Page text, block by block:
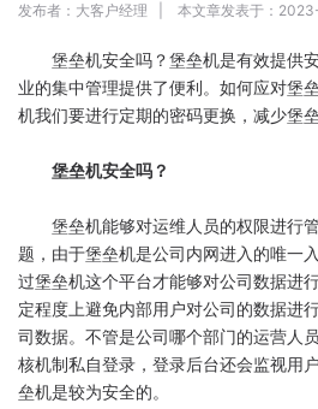
发布者：大客户经理 | 本文章发表于：
堡垒机安全吗？堡垒机是有效提供安
业的集中管理提供了便利。如何应对堡
机我们要进行定期的密码更换，减少堡
堡垒机安全吗？
堡垒机能够对运维人员的权限进行管
题，由于堡垒机是公司内网进入的唯一
过堡垒机这个平台才能够对公司数据进
定程度上避免内部用户对公司的数据进
司数据。不管是公司哪个部门的运营人
核机制私自登录，登录后台还会监视用
垒机是较为安全的。